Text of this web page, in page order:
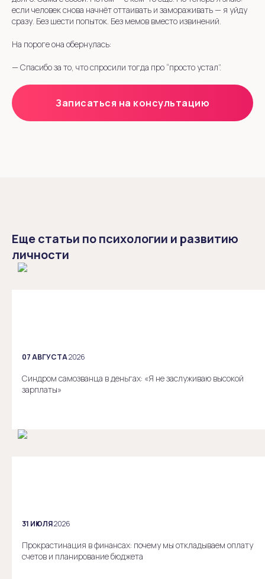
если человек снова начнёт оттаивать и замораживать — я уйду
сразу. Без шести попыток. Без мемов вместо извинений.
На пороге она обернулась:
— Спасибо за то, что спросили тогда про “просто устал”.
Записаться на консультацию
Еще статьи по психологии и развитию
личности
07 АВГУСТА2026
Синдром самозванца в деньгах: «Я не заслуживаю высокой
зарплаты»
31 ИЮЛЯ2026
Прокрастинация в финансах: почему мы откладываем оплату
счетов и планирование бюджета